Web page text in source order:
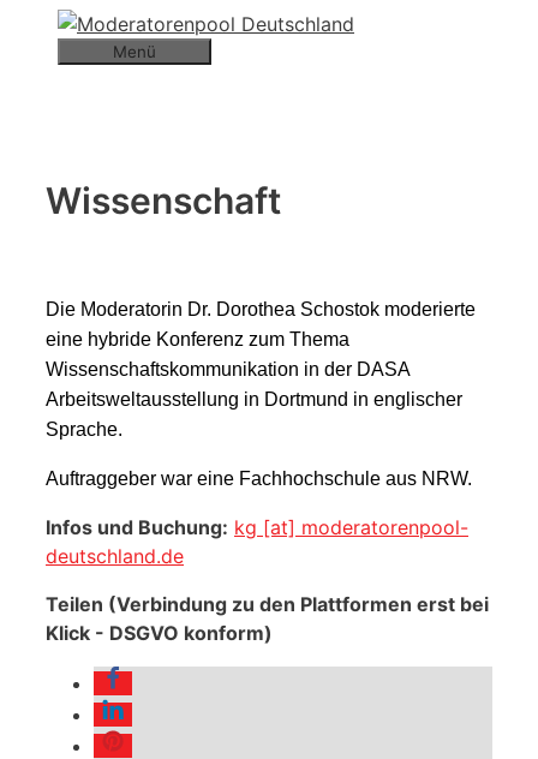
Menü
Wissenschaft
Die Moderatorin Dr. Dorothea Schostok moderierte
eine hybride Konferenz zum Thema
Wissenschaftskommunikation in der DASA
Arbeitsweltausstellung in Dortmund in englischer
Sprache.
Auftraggeber war eine Fachhochschule aus NRW.
Infos und Buchung: kg [at] moderatorenpool-
deutschland.de
Teilen (Verbindung zu den Plattformen erst bei
Klick - DSGVO konform)